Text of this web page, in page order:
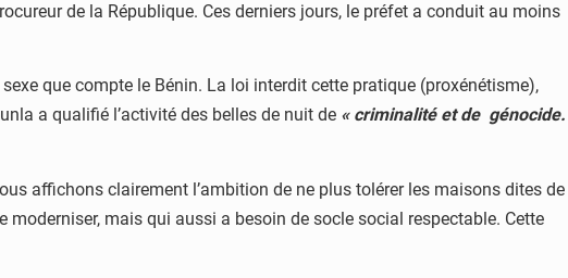
de la République. Ces derniers jours, le préfet a conduit au moins
que compte le Bénin. La loi interdit cette pratique (proxénétisme),
a qualifié l’activité des belles de nuit de « criminalité et de génocide.
affichons clairement l’ambition de ne plus tolérer les maisons dites de
moderniser, mais qui aussi a besoin de socle social respectable. Cette